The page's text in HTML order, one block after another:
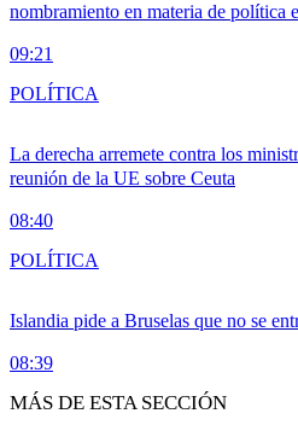
nombramiento en materia de política
09:21
La derecha arremete contra los
reunión de la UE sobre Ceuta
08:40
POLÍTICA
Islandia pide a Bruselas que no se
08:39
POLÍTICA
MÁS DE ESTA SECCIÓN